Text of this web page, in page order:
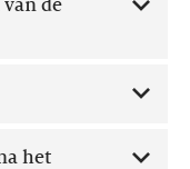
de
het